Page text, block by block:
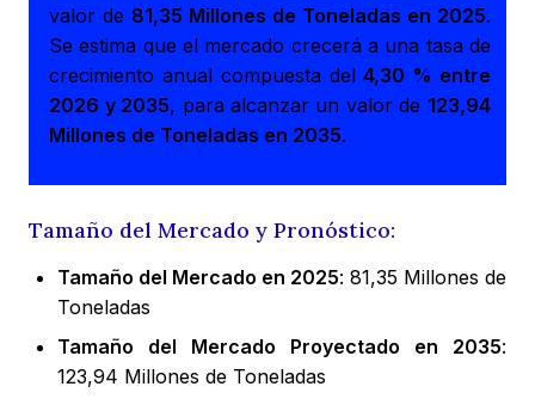
valor de 81,35 Millones de Toneladas en 2025.
Se estima que el mercado crecerá a una tasa de
crecimiento anual compuesta del4,30 % entre
2026 y 2035, para alcanzar un valor de 123,94
Millones de Toneladas en 2035.
Tamaño del Mercado y Pronóstico:
Tamaño del Mercado en 2025: 81,35 Millones de
Toneladas
Tamaño del Mercado Proyectado en 2035:
123,94 Millones de Toneladas